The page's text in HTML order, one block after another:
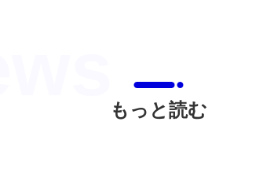
もっと読む